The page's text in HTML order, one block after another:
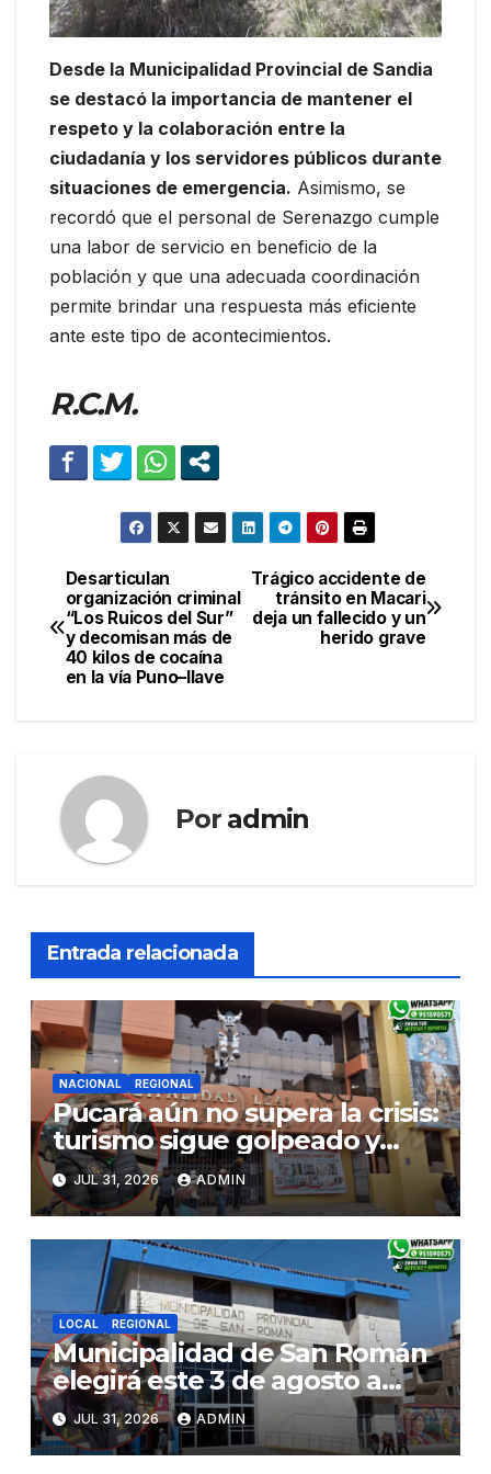
Desde la Municipalidad Provincial de Sandia
se destacó la importancia de mantener el
respeto y la colaboración entre la
ciudadanía y los servidores públicos durante
situaciones de emergencia. Asimismo, se
recordó que el personal de Serenazgo cumple
una labor de servicio en beneficio de la
población y que una adecuada coordinación
permite brindar una respuesta más eficiente
ante este tipo de acontecimientos.
R.C.M.
Navegación
de
entradas
Trágico accidente de
tránsito en Macari
deja un fallecido y un
herido grave
Desarticulan
organización criminal
“Los Ruicos del Sur”
y decomisan más de
40 kilos de cocaína
en la vía Puno–Ilave
Por admin
Entrada relacionada
NACIONAL REGIONAL
Pucará aún no supera la crisis:
turismo sigue golpeado y
alcaldesa exige al nuevo
Gobierno fondos para obras
paralizadas
JUL 31, 2026 ADMIN
LOCAL REGIONAL
Municipalidad de San Román
elegirá este 3 de agosto a
representantes del Comité
de Seguridad y Salud en el
Trabajo
JUL 31, 2026 ADMIN